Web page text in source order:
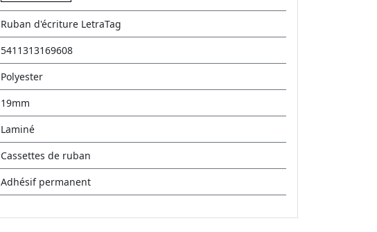
Ruban d'écriture LetraTag
5411313169608
Polyester
19mm
Laminé
Cassettes de ruban
Adhésif permanent